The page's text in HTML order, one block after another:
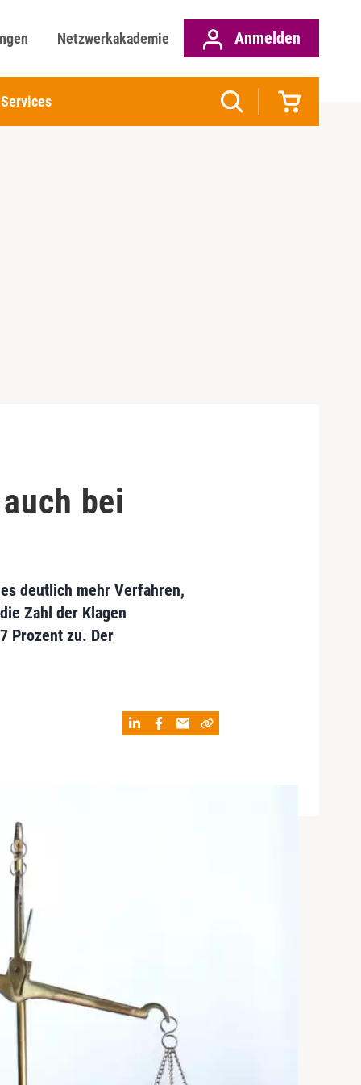
Netzwerkakademie Anmelden
Services
bei
deutlich mehr Verfahren,
Zahl der Klagen
Prozent zu. Der